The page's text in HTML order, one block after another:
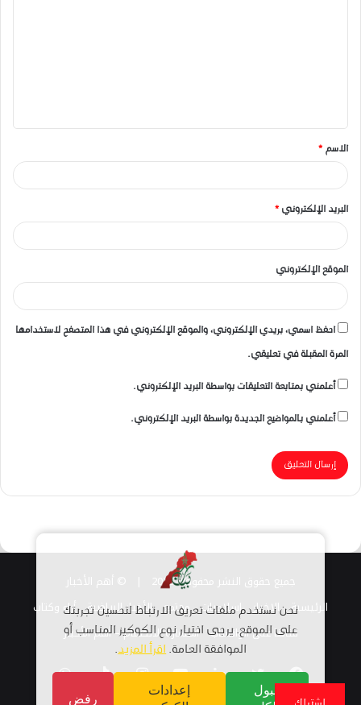
ق
*
الاسم *
البريد الإلكتروني *
الموقع الإلكتروني
احفظ اسمي، بريدي الإلكتروني، والموقع الإلكتروني في هذا المتصفح لاستخدامها
المرة المقبلة في تعليقي.
أعلمني بمتابعة التعليقات بواسطة البريد الإلكتروني.
أعلمني بالمواضيع الجديدة بواسطة البريد الإلكتروني.
جميع حقوق النشر محفوظة 2026 |
الرئيسية
الاخبار اسلاميات مجتمع الأخبار الرياضية أراء وكتاب
قناتنا على الواتساب استمارة الانضمام – أهم الأخبار
فيسبوكتويتر لينكدإنيوتيوبانستقرامTikTokواتساب
نحن نستخدم ملفات تعريف الارتباط لتحسين تجربتك
على الموقع. يرجى اختيار نوع الكوكيز المناسب أو
الموافقة العامة.اقرأ المزيد.
قبول
إعدادات
رفض